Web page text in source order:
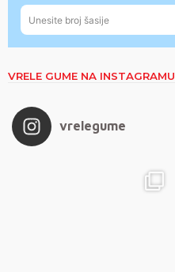
VRELE GUME NA INSTAGRAMU
vrelegume